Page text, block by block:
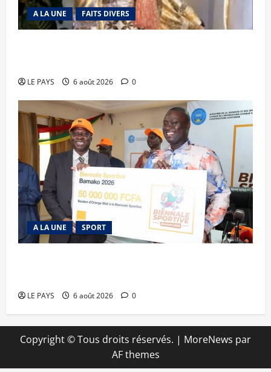
A LA UNE FAITS DIVERS
LE PAYS 6 août 2026 0
A LA UNE SPORT
LE PAYS 6 août 2026 0
Copyright © Tous droits réservés. | MoreNews par
AF themes